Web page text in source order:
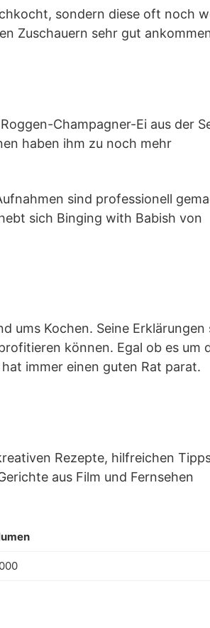
sondern diese oft noch
Zuschauern sehr gut
Champagner-Ei aus der
haben ihm zu noch mehr
sind professionell
sich Binging with Babish von
ums Kochen. Seine Erklärungen
können. Egal ob es um
immer einen guten Rat parat.
Rezepte, hilfreichen
aus Film und Fernsehen